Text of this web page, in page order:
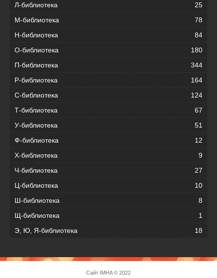
Л-библиотека
25
М-библиотека
78
Н-библиотека
84
О-библиотека
180
П-библиотека
344
Р-библиотека
164
С-библиотека
124
Т-библиотека
67
У-библиотека
51
Ф-библиотека
12
Х-библиотека
9
Ч-библиотека
27
Ц-библиотека
10
Ш-библиотека
8
Щ-библиотека
1
Э, Ю, Я-библиотека
18
Сайт IMHA© 2022